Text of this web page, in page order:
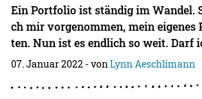
Ein Portfolio ist ständig im Wandel.
ch mir vorgenommen, mein eigenes
ten. Nun ist es endlich so weit. Darf
07. Januar 2022 - vonLynn Aeschlimann